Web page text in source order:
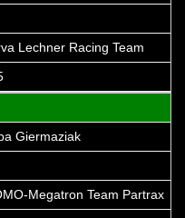
Lechner Racing Team
Giermaziak
Megatron Team Partrax